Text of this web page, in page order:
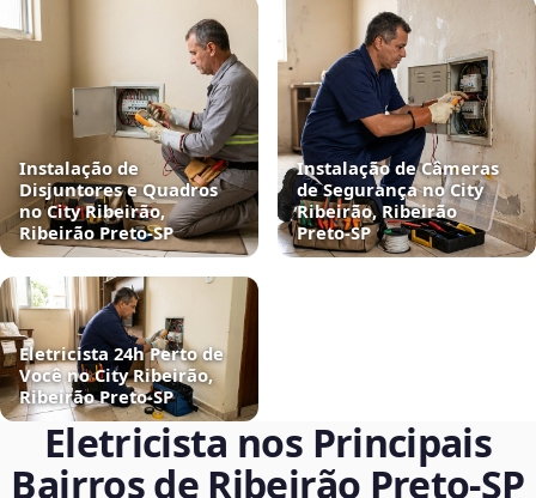
Instalação de
Disjuntores e Quadros
no City Ribeirão,
Ribeirão Preto‑SP
Instalação de Câmeras
de Segurança no City
Ribeirão, Ribeirão
Preto‑SP
Eletricista 24h Perto de
Você no City Ribeirão,
Ribeirão Preto‑SP
Eletricista nos Principais
Bairros de Ribeirão Preto‑SP